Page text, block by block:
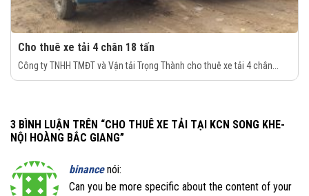
Cho thuê xe tải 4 chân 18 tấn
Công ty TNHH TMĐT và Vận tải Trọng Thành cho thuê xe tải 4 chân...
3 BÌNH LUẬN TRÊN “CHO THUÊ XE TẢI TẠI KCN SONG KHE-
NỘI HOÀNG BẮC GIANG”
binance nói:
Can you be more specific about the content of your